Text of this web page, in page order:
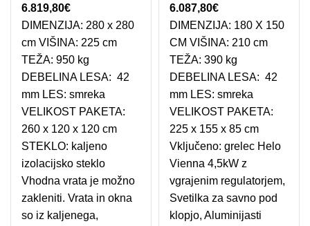
6.819,80€
DIMENZIJA: 280 x 280
cm VIŠINA: 225 cm
TEŽA: 950 kg
DEBELINA LESA: 42
mm LES: smreka
VELIKOST PAKETA:
260 x 120 x 120 cm
STEKLO: kaljeno
izolacijsko steklo
Vhodna vrata je možno
zakleniti. Vrata in okna
so iz kaljenega,
6.087,80€
DIMENZIJA: 180 X 150
CM VIŠINA: 210 cm
TEŽA: 390 kg
DEBELINA LESA: 42
mm LES: smreka
VELIKOST PAKETA:
225 x 155 x 85 cm
Vključeno: grelec Helo
Vienna 4,5kW z
vgrajenim regulatorjem,
Svetilka za savno pod
klopjo, Aluminijasti